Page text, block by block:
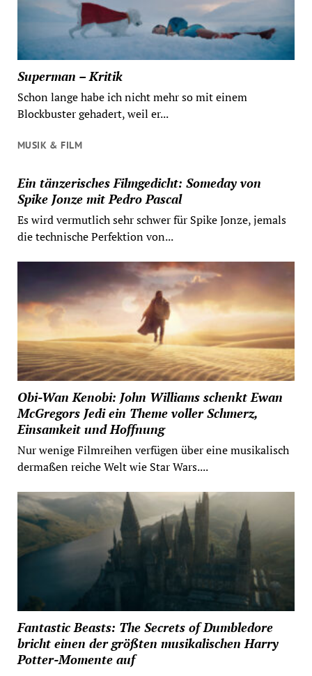
Superman – Kritik
Schon lange habe ich nicht mehr so mit einem
Blockbuster gehadert, weil er...
MUSIK & FILM
Ein tänzerisches Filmgedicht: Someday von
Spike Jonze mit Pedro Pascal
Es wird vermutlich sehr schwer für Spike Jonze, jemals
die technische Perfektion von...
Obi-Wan Kenobi: John Williams schenkt Ewan
McGregors Jedi ein Theme voller Schmerz,
Einsamkeit und Hoffnung
Nur wenige Filmreihen verfügen über eine musikalisch
dermaßen reiche Welt wie Star Wars....
Fantastic Beasts: The Secrets of Dumbledore
bricht einen der größten musikalischen Harry
Potter-Momente auf